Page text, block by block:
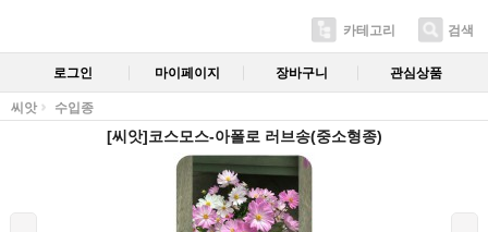
카테고리 검색
로그인 마이페이지 장바구니 관심상품
씨앗 수입종
[씨앗]코스모스-아폴로 러브송(중소형종)